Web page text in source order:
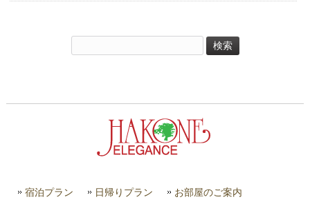
索:
宿泊プラン 日帰りプラン お部屋のご案内